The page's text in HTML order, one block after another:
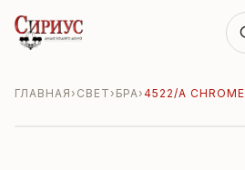
ГЛАВНАЯ› СВЕТ› БРА›4522/A CHROME